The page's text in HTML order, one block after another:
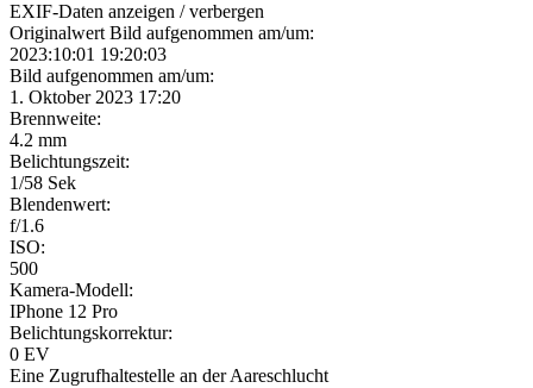
EXIF-Daten anzeigen / verbergen
Originalwert Bild aufgenommen am/um:
2023:10:01 19:20:03
Bild aufgenommen am/um:
1. Oktober 2023 17:20
Brennweite:
4.2 mm
Belichtungszeit:
1/58 Sek
Blendenwert:
f/1.6
ISO:
500
Kamera-Modell:
IPhone 12 Pro
Belichtungskorrektur:
0 EV
Eine Zugrufhaltestelle an der Aareschlucht